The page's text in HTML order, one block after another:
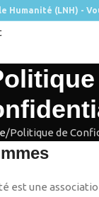
Humanité (LNH) -
Politique de
est une